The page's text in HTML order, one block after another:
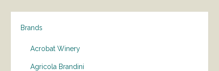
Brands
Acrobat Winery
Agricola Brandini